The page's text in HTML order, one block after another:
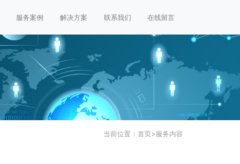
服务案例 解决方案 联系我们 在线留言
当前位置： 首页>服务内容